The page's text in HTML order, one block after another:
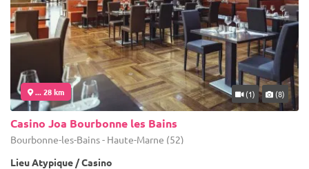
... 28 km (1) (8)
Casino Joa Bourbonne les Bains
Bourbonne-les-Bains - Haute-Marne (52)
Lieu Atypique / Casino